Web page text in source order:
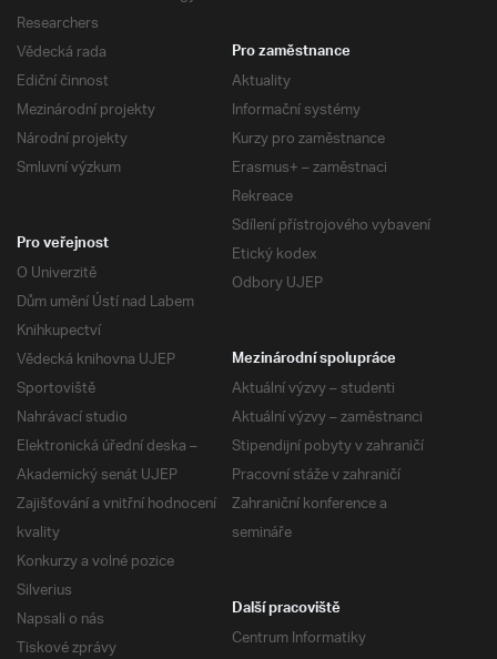
Researchers
Vědecká rada
Ediční činnost
Mezinárodní projekty
Národní projekty
Smluvní výzkum
Pro zaměstnance
Aktuality
Informační systémy
Kurzy pro zaměstnance
Erasmus+ – zaměstnaci
Rekreace
Sdílení přístrojového vybavení
Etický kodex
Odbory UJEP
Pro veřejnost
O Univerzitě
Dům umění Ústí nad Labem
Knihkupectví
Vědecká knihovna UJEP
Sportoviště
Nahrávací studio
Elektronická úřední deska –
Akademický senát UJEP
Zajišťování a vnitřní hodnocení
kvality
Konkurzy a volné pozice
Silverius
Napsali o nás
Tiskové zprávy
Mezinárodní spolupráce
Aktuální výzvy – studenti
Aktuální výzvy – zaměstnanci
Stipendijní pobyty v zahraničí
Pracovní stáže v zahraničí
Zahraniční konference a
semináře
Další pracoviště
Centrum Informatiky